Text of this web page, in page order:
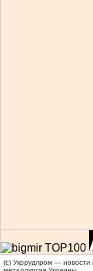
(c) Укррудпром — новости